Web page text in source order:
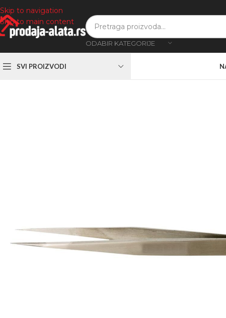
Skip to navigation
Skip to main content
ODABIR KATEGORIJE
SVI PROIZVODI